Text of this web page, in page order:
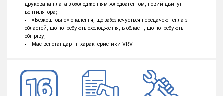
друкована плата з охолодженням холодоагентом, новий двигун
вентилятора;
«Безкоштовне» опалення, що забезпечується передачею тепла з
областей, що потребують охолодження, в області, що потребують
обігріву;
Має всі стандартні характеристики VRV.